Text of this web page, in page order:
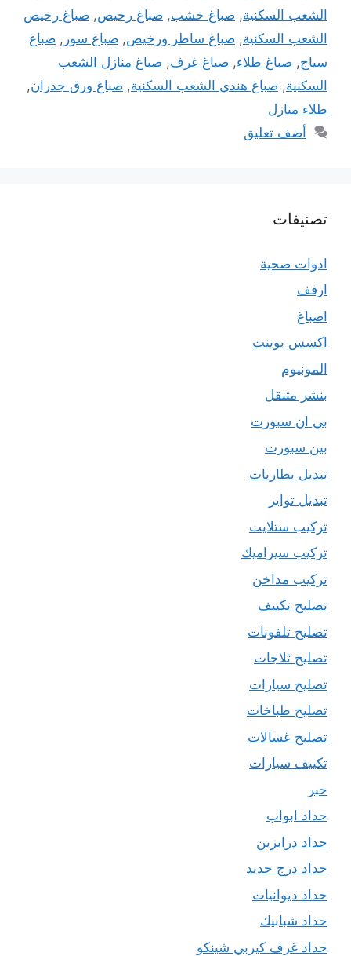
الشعب السكنية, صباغ خشب, صباغ رخيص, صباغ رخيص
الشعب السكنية, صباغ ساطر ورخيص, صباغ سور , صباغ
سياج, صباغ طلاء, صباغ غرف, صباغ منازل الشعب
السكنية, صباغ هندي الشعب السكنية, صباغ ورق جدران,
طلاء منازل
أضف تعليق
تصنيفات
ادوات صحية
ارفف
اصباغ
اكسس بوينت
المونيوم
بنشر متنقل
بي ان سبورت
بين سبورت
تبديل بطاريات
تبديل تواير
تركيب ستلايت
تركيب سيراميك
تركيب مداخن
تصليح تكييف
تصليح تلفونات
تصليح ثلاجات
تصليح سيارات
تصليح طباخات
تصليح غسالات
تكييف سيارات
حبر
حداد ابواب
حداد درابزين
حداد درج حديد
حداد ديوانيات
حداد شبابيك
حداد غرف كيربي شينكو